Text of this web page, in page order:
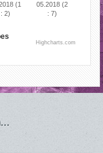
(1
: 2)
05.2018 (2
: 7)
Highcharts.com